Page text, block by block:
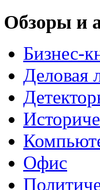
Обзоры и
Бизнес-
Деловая
Офис